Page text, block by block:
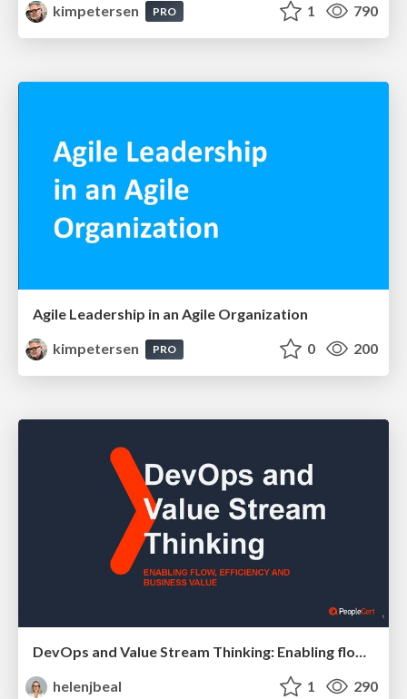
kimpetersen
PRO 1 790
Agile Leadership in an Agile Organization
kimpetersen
PRO 0 200
DevOps and Value Stream Thinking: Enabling flow, efficiency and business value
helenjbeal
1 290